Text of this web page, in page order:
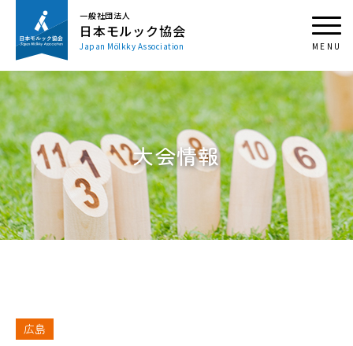
一般社団法人
日本モルック協会
Japan Mölkky Association
大会情報
広島